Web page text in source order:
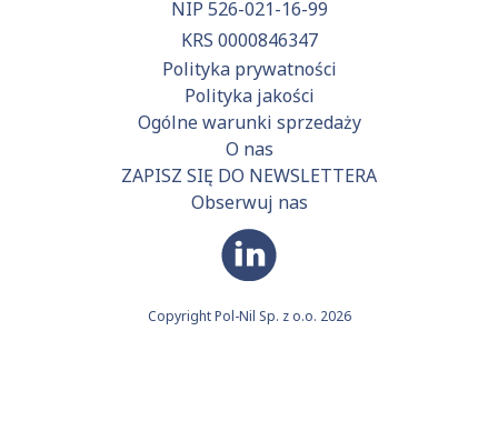
NIP 526-021-16-99
KRS 0000846347
Polityka prywatności
Polityka jakości
Ogólne warunki sprzedaży
O nas
ZAPISZ SIĘ DO NEWSLETTERA
Obserwuj nas
Copyright Pol-Nil Sp. z o.o. 2026